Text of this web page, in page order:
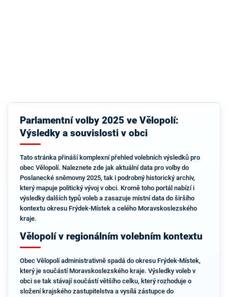
Parlamentní volby 2025 ve Vělopolí:
Výsledky a souvislosti v obci
Tato stránka přináší komplexní přehled volebních výsledků pro
obec Vělopolí. Naleznete zde jak aktuální data pro volby do
Poslanecké sněmovny 2025, tak i podrobný historický archiv,
který mapuje politický vývoj v obci. Kromě toho portál nabízí i
výsledky dalších typů voleb a zasazuje místní data do širšího
kontextu okresu Frýdek-Místek a celého Moravskoslezského
kraje.
Vělopolí v regionálním volebním kontextu
Obec Vělopolí administrativně spadá do okresu Frýdek-Místek,
který je součástí Moravskoslezského kraje. Výsledky voleb v
obci se tak stávají součástí většího celku, který rozhoduje o
složení krajského zastupitelstva a vysílá zástupce do